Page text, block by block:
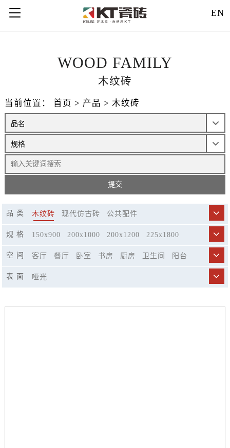
EN
121312
WOOD FAMILY
木纹砖
当前位置： 首页 > 产品 > 木纹砖
品 类 木纹砖 现代仿古砖 公共配件
规 格 150x900 200x1000 200x1200
225x1800
空 间 客厅 餐厅 卧室 书房 厨房 卫生间
阳台
表 面 哑光